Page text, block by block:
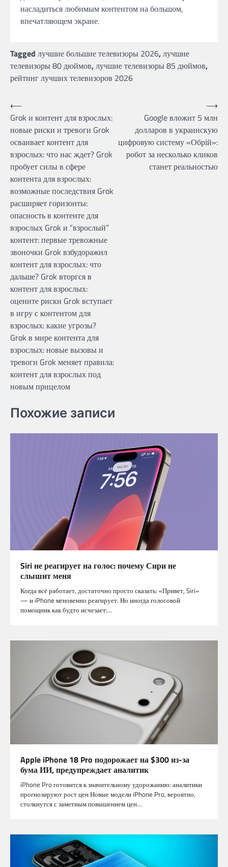
насладиться любимым контентом на большом,
впечатляющем экране.
Tagged лучшие большие телевизоры 2026,лучшие
телевизоры 80 дюймов,лучшие телевизоры 85 дюймов,
рейтинг лучших телевизоров 2026
Post
navigation
⟵
Grok и контент для взрослых:
новые риски и тревоги Grok
осваивает контент для
взрослых: что нас ждет? Grok
пробует силы в сфере
контента для взрослых:
возможные последствия Grok
расширяет горизонты:
опасность в контенте для
взрослых Grok и “взрослый”
контент: первые тревожные
звоночки Grok взбудоражил
контент для взрослых: что
дальше? Grok вторгся в
контент для взрослых:
оцените риски Grok вступает
в игру с контентом для
взрослых: какие угрозы?
Grok в мире контента для
взрослых: новые вызовы и
тревоги Grok меняет правила:
контент для взрослых под
новым прицелом
Google вложит 5 млн
долларов в украинскую
цифровую систему «Обрій»:
робот за несколько кликов
станет реальностью
⟶
Похожие записи
Siri не реагирует на голос: почему Сири не
слышит меня
Когда всё работает, достаточно просто сказать: «Привет, Siri»
— и iPhone мгновенно реагирует. Но иногда голосовой
помощник как будто исчезает:…
Apple iPhone 18 Pro подорожает на $300 из-за
бума ИИ, предупреждает аналитик
iPhone Pro готовится к значительному удорожанию: аналитики
прогнозируют рост цен Новые модели iPhone Pro, вероятно,
столкнутся с заметным повышением цен…